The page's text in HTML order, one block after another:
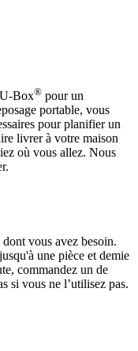
U-Box® pour un
portable, vous
pour planifier un
livrer à votre maison
où vous allez. Nous
vous avez besoin.
une pièce et demie
commandez un de
si vous ne l’utilisez pas.